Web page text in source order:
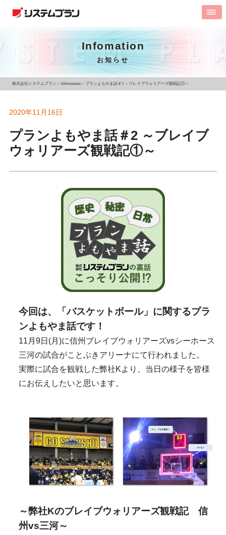
Infomation
お知らせ
株式会社システムプラン >Information > プランよもやま話＃2 ～ブレイブウォリアーズ観戦記①～
2020年11月16日
プランよもやま話＃2 ～ブレイブ
ウォリアーズ観戦記①～
今回は、「バスケットボール」に関するプラ
ンよもやま話です！
11月9日(月)に信州ブレイブウォリアーズvsシーホース
三河の試合がことぶきアリーナにて行われました。
実際に試合を観戦した弊社Kより、当日の様子を皆様
にお伝えしたいと思います。
～弊社Kのブレイブウォリアーズ観戦記 信
州vs三河～